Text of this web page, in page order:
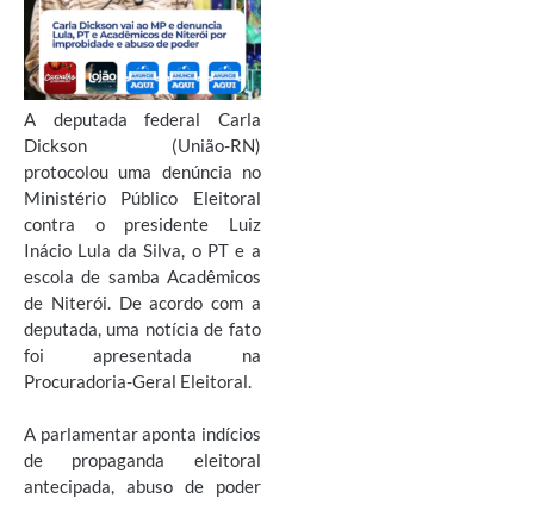
A deputada federal Carla
Dickson (União-RN)
protocolou uma denúncia no
Ministério Público Eleitoral
contra o presidente Luiz
Inácio Lula da Silva, o PT e a
escola de samba Acadêmicos
de Niterói. De acordo com a
deputada, uma notícia de fato
foi apresentada na
Procuradoria-Geral Eleitoral.
A parlamentar aponta indícios
de propaganda eleitoral
antecipada, abuso de poder